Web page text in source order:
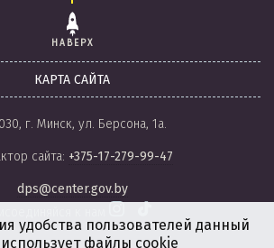
НАВЕРХ
КАРТА САЙТА
г. Минск, ул. Берсона, 1а.
сайта: +375-17-279-99-47
dps@center.gov.by
удобства пользователей данный
использует файлы cookie